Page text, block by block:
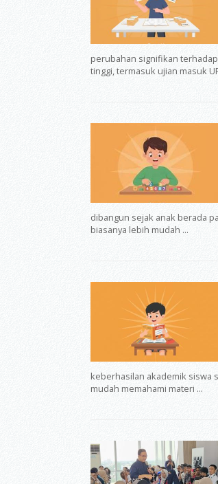
perubahan signifikan
tinggi, termasuk ujian masuk
dibangun sejak anak berada
biasanya lebih mudah ...
keberhasilan akademik siswa
mudah memahami materi ...